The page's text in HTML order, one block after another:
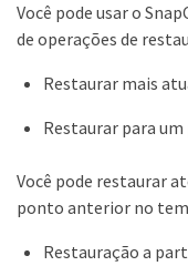
Você pode usar o
de operações de
Restaurar mais
Restaurar para
Você pode restaurar
ponto anterior no
Restauração a